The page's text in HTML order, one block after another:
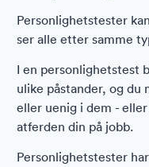
Personlighetstester
ser alle etter samme
I en personlighetstest
ulike påstander, og du
eller uenig i dem -
atferden din på jobb.
Personlighetstester